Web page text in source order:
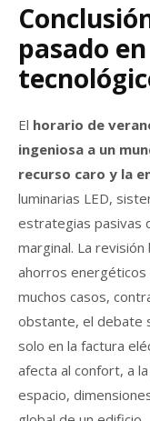
pasado
El horario de
ingeniosa a un
recurso caro y la
luminarias LED,
estrategias pasivas
marginal. La
ahorros energéticos
muchos casos,
obstante, el debate
solo en la factura
afecta al confort, a
espacio,